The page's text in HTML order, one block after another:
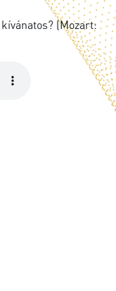
(Mozart: